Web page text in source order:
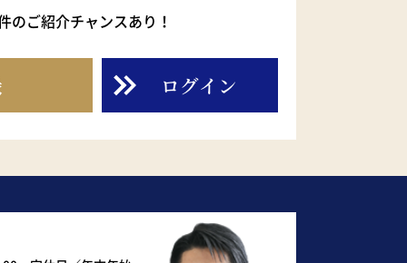
のご紹介チャンスあり！
ログイン